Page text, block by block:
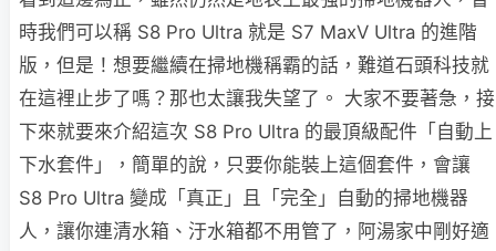
時我們可以稱 S8 Pro Ultra 就是 S7 MaxV Ultra 的進階
版，但是！想要繼續在掃地機稱霸的話，難道石頭科技就
在這裡止步了嗎？那也太讓我失望了。 大家不要著急，接
下來就要來介紹這次 S8 Pro Ultra 的最頂級配件「自動上
下水套件」，簡單的說，只要你能裝上這個套件，會讓
S8 Pro Ultra 變成「真正」且「完全」自動的掃地機器
人，讓你連清水箱、汙水箱都不用管了，阿湯家中剛好適